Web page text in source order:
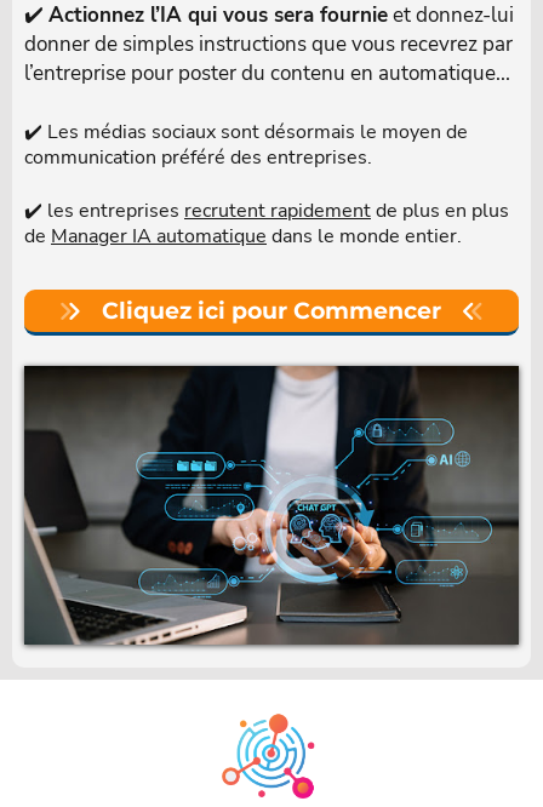
✔️ Actionnez l’IA qui vous sera fournieet donnez-lui
donner de simples instructions que vous recevrez par
l’entreprise pour poster du contenu en automatique...
✔️ Les médias sociaux sont désormais le moyen de
communication préféré des entreprises.
✔️ les entreprises recrutent rapidementde plus en plus
de Manager IA automatique dans le monde entier.
Cliquez ici pour Commencer